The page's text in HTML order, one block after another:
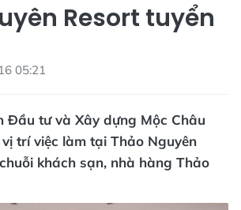
Resort tuyển
05:21
Đầu tư và Xây dựng Mộc Châu
trí việc làm tại Thảo Nguyên
khách sạn, nhà hàng Thảo